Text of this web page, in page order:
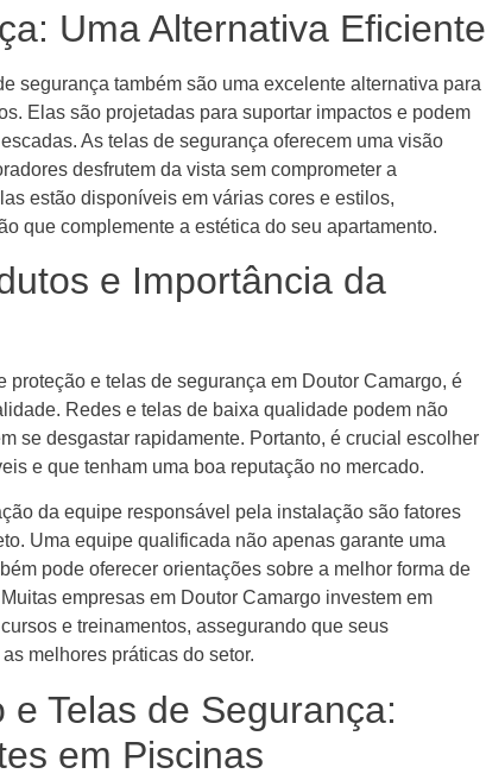
Uma Alternativa Eficiente
segurança também são uma excelente alternativa para
Elas são projetadas para suportar impactos e podem
As telas de segurança oferecem uma visão
desfrutem da vista sem comprometer a
estão disponíveis em várias cores e estilos,
que complemente a estética do seu apartamento.
e Importância da
e telas de segurança em Doutor Camargo, é
Redes e telas de baixa qualidade podem não
se desgastar rapidamente. Portanto, é crucial escolher
e que tenham uma boa reputação no mercado.
da equipe responsável pela instalação são fatores
Uma equipe qualificada não apenas garante uma
pode oferecer orientações sobre a melhor forma de
empresas em Doutor Camargo investem em
e treinamentos, assegurando que seus
melhores práticas do setor.
Telas de Segurança:
em Piscinas